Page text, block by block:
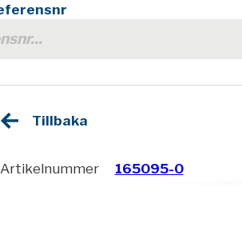
Tillbaka
Artikelnummer 165095-0